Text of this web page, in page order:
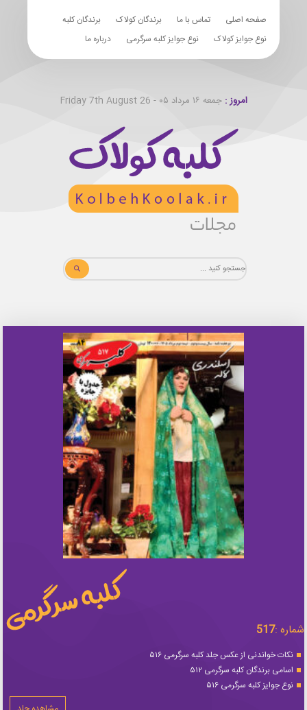
صفحه اصلی تماس با ما برندگان کولاک
برندگان کلبه
نوع جوایز کولاک
نوع جوایز کلبه سرگرمی درباره ما
امروز :جمعه ۱۶ مرداد ۰۵ - Friday 7th August 26
شماره :517
نکات خواندنی از عکس جلد کلبه سرگرمی ۵۱۶
اسامی برندگان کلبه سرگرمی ۵۱۲
نوع جوایز کلبه سرگرمی ۵۱۶